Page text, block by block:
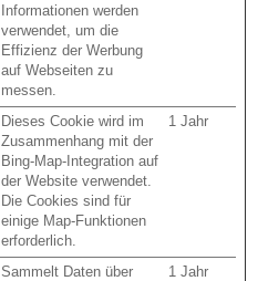
Informationen werden
verwendet, um die
Effizienz der Werbung
auf Webseiten zu
messen.
Dieses Cookie wird im
Zusammenhang mit der
Bing-Map-Integration auf
der Website verwendet.
Die Cookies sind für
einige Map-Funktionen
erforderlich.
1 Jahr
Sammelt Daten über
1 Jahr